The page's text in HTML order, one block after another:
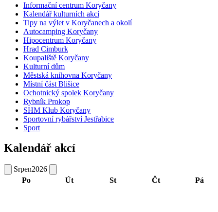
Informační centrum Koryčany
Kalendář kulturních akcí
Tipy na výlet v Koryčanech a okolí
Autocamping Koryčany
Hipocentrum Koryčany
Hrad Cimburk
Koupaliště Koryčany
Kulturní dům
Městská knihovna Koryčany
Místní část Blišice
Ochotnický spolek Koryčany
Rybník Prokop
SHM Klub Koryčany
Sportovní rybářství Jestřabice
Sport
Kalendář akcí
Srpen2026
Po
Út St Čt Pá